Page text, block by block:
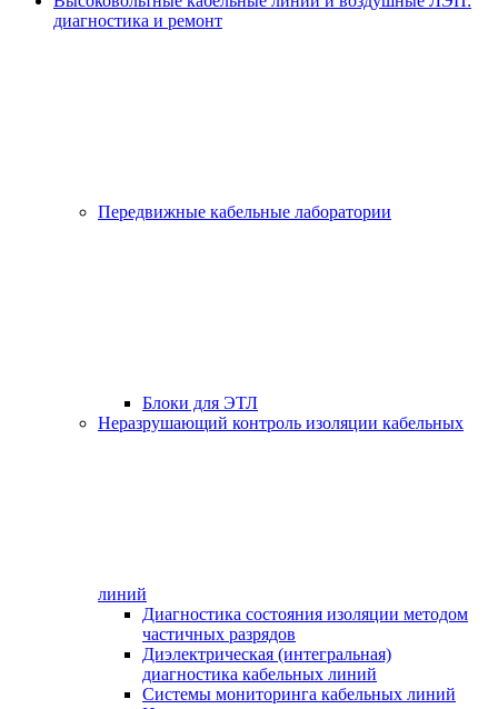
диагностика и ремонт
Передвижные кабельные лаборатории
Блоки для ЭТЛ
Неразрушающий контроль изоляции кабельных
линий
Диагностика состояния изоляции методом
частичных разрядов
Диэлектрическая (интегральная)
диагностика кабельных линий
Системы мониторинга кабельных линий